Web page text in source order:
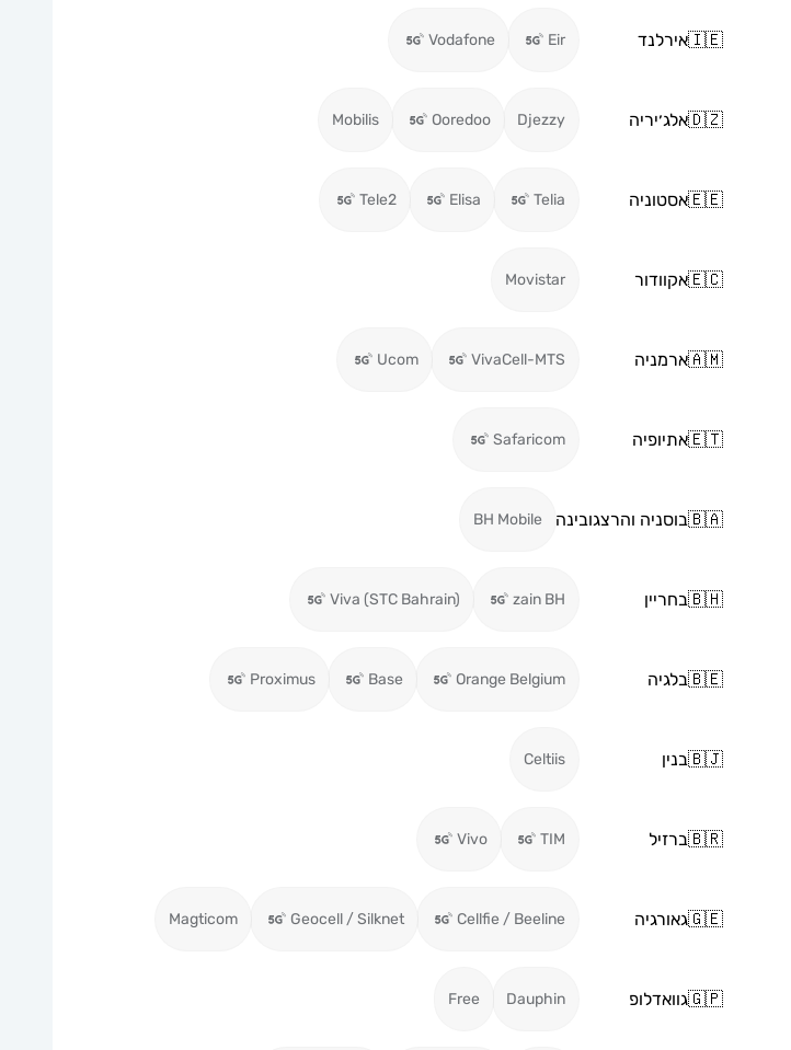
🇮🇪אירלנד Eir
Vodafone
🇩🇿אלג׳יריה Djezzy
Ooredoo
Mobilis
🇪🇪אסטוניה Telia
Elisa
Tele2
🇪🇨אקוודור Movistar
🇦🇲ארמניה VivaCell-MTS
Ucom
🇪🇹אתיופיה Safaricom
🇧🇦בוסניה והרצגובינה BH Mobile
🇧🇭בחריין zain BH
Viva (STC Bahrain)
🇧🇪בלגיה Orange Belgium
Base
Proximus
🇧🇯בנין Celtiis
🇧🇷ברזיל TIM
Vivo
🇬🇪גאורגיה Cellfie / Beeline
Geocell / Silknet
Magticom
🇬🇵גוואדלופ Dauphin
Free